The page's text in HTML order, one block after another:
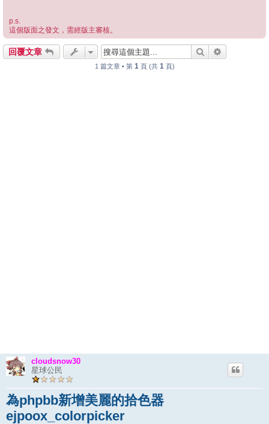
p.s.
這個版面之發文，需經版主審核。
回覆文章 搜尋
1 篇文章 • 第 1 頁 (共 1 頁)
cloudsnow30
星球公民
為phpbb新增美麗的拾色器
ejpoox_colorpicker